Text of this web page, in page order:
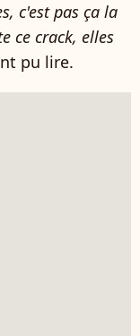
c'est pas ça la
ce crack, elles
pu lire.